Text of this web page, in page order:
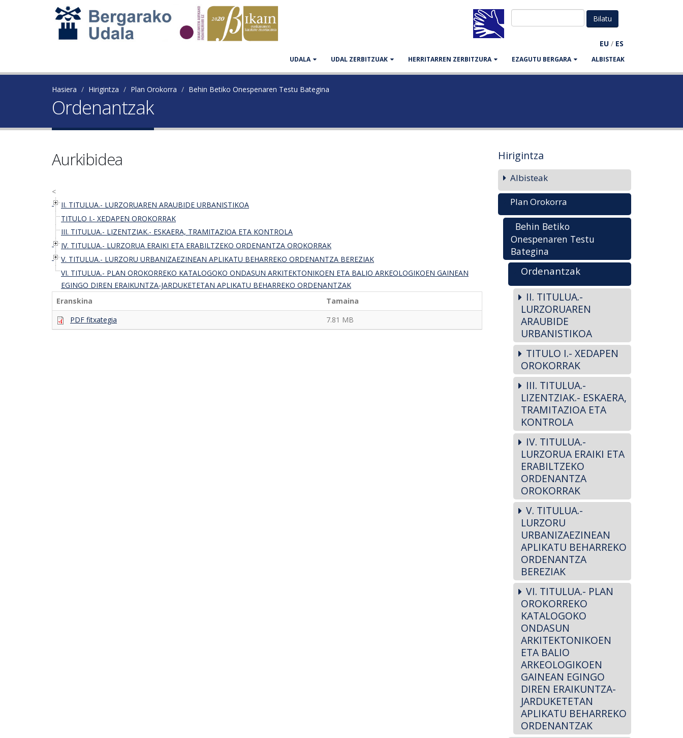
EU / ES
UDALA UDAL ZERBITZUAK HERRITARREN ZERBITZURA EZAGUTU BERGARA ALBISTEAK
Hasiera Hirigintza Plan Orokorra Behin Betiko Onespenaren Testu Bategina
Ordenantzak
Aurkibidea
<
II. TITULUA.- LURZORUAREN ARAUBIDE URBANISTIKOA
TITULO I.- XEDAPEN OROKORRAK
III. TITULUA.- LIZENTZIAK.- ESKAERA, TRAMITAZIOA ETA KONTROLA
IV. TITULUA.- LURZORUA ERAIKI ETA ERABILTZEKO ORDENANTZA OROKORRAK
V. TITULUA.- LURZORU URBANIZAEZINEAN APLIKATU BEHARREKO ORDENANTZA BEREZIAK
VI. TITULUA.- PLAN OROKORREKO KATALOGOKO ONDASUN ARKITEKTONIKOEN ETA BALIO ARKEOLOGIKOEN GAINEAN
EGINGO DIREN ERAIKUNTZA-JARDUKETETAN APLIKATU BEHARREKO ORDENANTZAK
Eranskina
Tamaina
PDF fitxategia
7.81 MB
Hirigintza
Albisteak
Plan Orokorra
Behin Betiko
Onespenaren Testu
Bategina
Ordenantzak
II. TITULUA.-
LURZORUAREN
ARAUBIDE
URBANISTIKOA
TITULO I.- XEDAPEN
OROKORRAK
III. TITULUA.-
LIZENTZIAK.- ESKAERA,
TRAMITAZIOA ETA
KONTROLA
IV. TITULUA.-
LURZORUA ERAIKI ETA
ERABILTZEKO
ORDENANTZA
OROKORRAK
V. TITULUA.-
LURZORU
URBANIZAEZINEAN
APLIKATU BEHARREKO
ORDENANTZA
BEREZIAK
VI. TITULUA.- PLAN
OROKORREKO
KATALOGOKO
ONDASUN
ARKITEKTONIKOEN
ETA BALIO
ARKEOLOGIKOEN
GAINEAN EGINGO
DIREN ERAIKUNTZA-
JARDUKETETAN
APLIKATU BEHARREKO
ORDENANTZAK